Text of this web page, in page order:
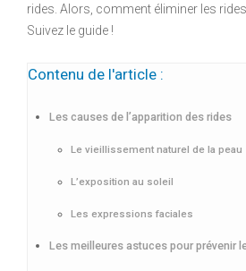
rides. Alors, comment éliminer les
Suivez le guide !
Contenu de l'article :
Les causes de l’apparition des rides
Le vieillissement naturel de la peau
L’exposition au soleil
Les expressions faciales
Les meilleures astuces pour prévenir